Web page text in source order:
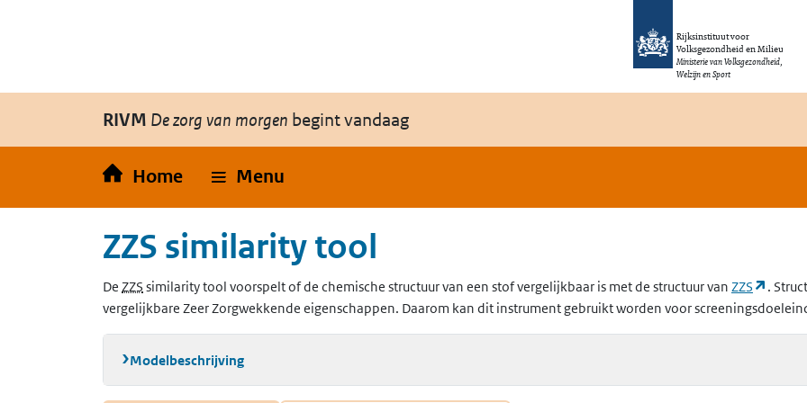
Rijksinstituut voor
Volksgezondheid en Milieu
Ministerie van Volksgezondheid,
Welzijn en Sport
RIVM De zorg van morgen begint vandaag
Home Menu
ZZS similarity tool
De ZZS (Zeer Zorgwekkende Stoffen)
similarity tool voorspelt of de chemische structuur van een stof vergelijkbaar is met de structuur van ZZS
.
vergelijkbare Zeer Zorgwekkende eigenschappen. Daarom kan dit instrument gebruikt worden voor
Modelbeschrijving